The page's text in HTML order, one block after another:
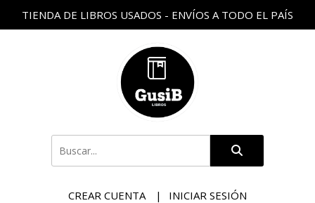
TIENDA DE LIBROS USADOS - ENVÍOS A TODO EL PAÍS
CREAR CUENTA INICIAR SESIÓN